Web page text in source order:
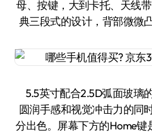
母、按键，大到卡托、天线
典三段式的设计，背部微微
5.5英寸配合2.5D弧面玻璃
圆润手感和视觉冲击力的同
分出色。屏幕下方的Home